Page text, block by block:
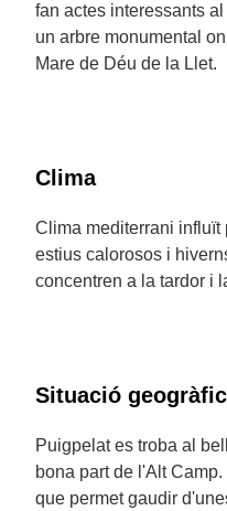
fan actes interessants
un arbre monumental
Mare de Déu de la Llet.
Clima
Clima mediterrani influït
estius calorosos i
concentren a la tardor i
Situació
Puigpelat es troba al
bona part de l'Alt
que permet gaudir